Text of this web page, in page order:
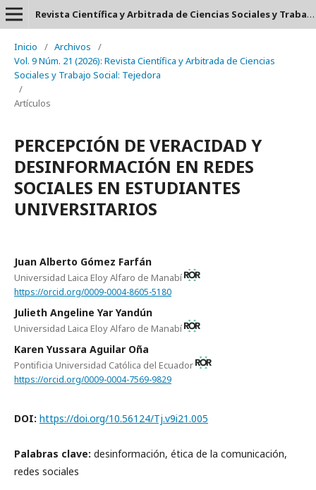
Revista Científica y Arbitrada de Ciencias Sociales y Trabajo Social: Tejedora. ISSN: 2697-3626
Inicio / Archivos
/
Vol. 9 Núm. 21 (2026): Revista Científica y Arbitrada de Ciencias
Sociales y Trabajo Social: Tejedora
/
Artículos
PERCEPCIÓN DE VERACIDAD Y
DESINFORMACIÓN EN REDES
SOCIALES EN ESTUDIANTES
UNIVERSITARIOS
Juan Alberto Gómez Farfán
Universidad Laica Eloy Alfaro de Manabí
https://orcid.org/0009-0004-8605-5180
Julieth Angeline Yar Yandún
Universidad Laica Eloy Alfaro de Manabí
Karen Yussara Aguilar Oña
Pontificia Universidad Católica del Ecuador
https://orcid.org/0009-0004-7569-9829
DOI: https://doi.org/10.56124/Tj.v9i21.005
Palabras clave: desinformación, ética de la comunicación,
redes sociales